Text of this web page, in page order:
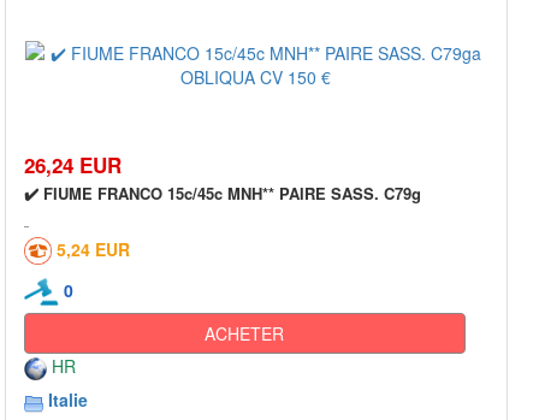
26,24 EUR
✔️ FIUME FRANCO 15c/45c MNH** PAIRE SASS. C79g
5,24 EUR
0
ACHETER
HR
Italie